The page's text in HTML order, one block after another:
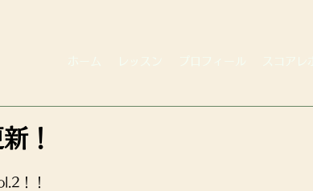
ホーム レッスン プロフィール スコアレ
！
！！